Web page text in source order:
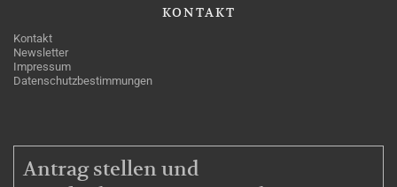
KONTAKT
Kontakt
Newsletter
Impressum
Datenschutzbestimmungen
MITGLIEDSCHAFT
Antrag stellen und